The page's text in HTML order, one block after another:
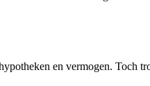
en vermogen. Toch